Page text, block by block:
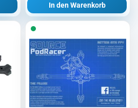
In den Warenkorb